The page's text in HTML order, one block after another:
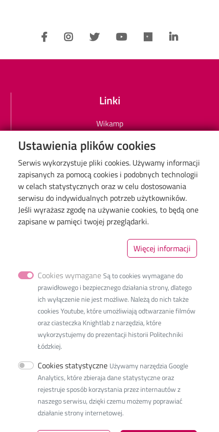
Ustawienia plików cookies
Serwis wykorzystuje pliki cookies. Używamy informacji
zapisanych za pomocą cookies i podobnych technologii
w celach statystycznych oraz w celu dostosowania
serwisu do indywidualnych potrzeb użytkowników.
Jeśli wyrażasz zgodę na używanie cookies, to będą one
zapisane w pamięci twojej przeglądarki.
Więcej informacji
Cookies wymagane Są to cookies wymagane do
prawidłowego i bezpiecznego działania strony, dlatego
ich wyłączenie nie jest możliwe. Należą do nich także
cookies Youtube, które umożliwiają odtwarzanie filmów
oraz ciasteczka Knightlab z narzędzia, które
wykorzystujemy do prezentacji historii Politechniki
Łódzkiej.
Cookies statystyczne Używamy narzędzia Google
Analytics, które zbieraja dane statystyczne oraz
rejestruje sposób korzystania przez internautów z
naszego serwisu, dzięki czemu możemy poprawiać
działanie strony internetowej.
ul. Żeromskiego 116
90-543 Łódź
e-mail:Naciśnij aby wyświetlić adres email
Adres do doręczeń elektronicznych (ADE)
AE:PL-77859-99877-ERVVB-29
Linki
Wikamp
Poczta elektroniczna PŁ
Biblioteka PŁ
Mapa Kampusu
Dyscypliny naukowe w PŁ
Inicjatywa Doskonałości Uczelnia Badawcza
BIP
Deklaracja dostępności cyfrowej
Polityka prywatności